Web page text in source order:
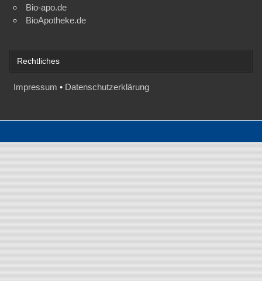
Bio-apo.de
BioApotheke.de
Rechtliches
Impressum • Datenschutzerklärung